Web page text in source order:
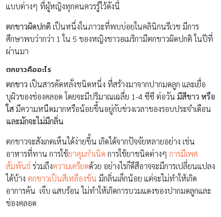
แบบต่างๆ ที่ผู้หญิงทุกคนควรรู้ไว้ดังนี้
ตกขาวผิดปกติเป็นหนึ่งในภาวะที่พบบ่อยในคลินิกนรีเวช มีการ
ศึกษาพบว่ากว่า 1 ใน 5 ของหญิงชาวอเมริกามีตกขาวผิดปกติ ในปีที่
ผ่านมา
ตกขาวคืออะไร
ตกขาว เป็นสารคัดหลั่งชนิดหนึ่ง ที่สร้างมาจากปากมดลูก และเยื่อ
บุผิวของช่องคลอด โดยจะมีปริมาณเฉลี่ย 1-4 ซีซี ต่อวัน มีสีขาว หรือ
ใส มีความหนืดมากหรือน้อยขึ้นอยู่กับช่วงเวลาของรอบประจำเดือน
และมักจะไม่มีกลิ่น
ตกขาวจะสังเกตเห็นได้ง่ายขึ้น เกิดได้จากปัจจัยหลายอย่าง เช่น
อาหารที่ทาน การใช้ยาคุมกำเนิด การใช้ยาชนิดต่างๆ การมีเพศ
สัมพันธ์ร่วมถึงความเครียดด้วย อย่างไรก็ดีสีอาจจะมีการเปลี่ยนแปลง
ได้บ้าง ตกขาวเป็นสีเหลืองข้น มีกลิ่นเล็กน้อย แต่จะไม่ทำให้เกิด
อาการคัน เจ็บ แสบร้อน ไม่ทำให้เกิดการบวมแดงของปากมดลูกและ
ช่องคลอด